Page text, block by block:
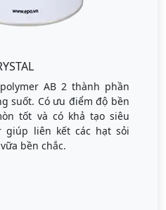
AB 2 thành phần
suốt. Có ưu điểm độ bền
tốt và có khả tạo siêu
giúp liên kết các hạt sỏi
bền chắc.